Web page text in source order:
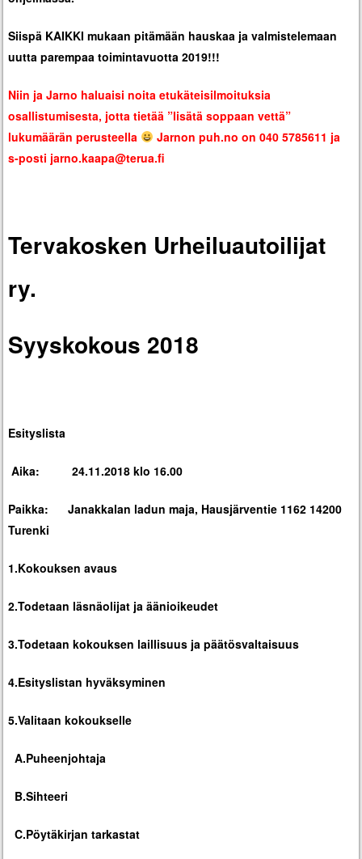
Siispä KAIKKI mukaan pitämään hauskaa ja valmistelemaan
uutta parempaa toimintavuotta 2019!!!
Niin ja Jarno haluaisi noita etukäteisilmoituksia
osallistumisesta, jotta tietää ”lisätä soppaan vettä”
lukumäärän perusteella
Jarnon puh.no on 040 5785611 ja
s-posti jarno.kaapa@terua.fi
Tervakosken Urheiluautoilijat
ry.
Syyskokous 2018
Esityslista
Aika: 24.11.2018 klo 16.00
Paikka: Janakkalan ladun maja, Hausjärventie 1162 14200
Turenki
1.Kokouksen avaus
2.Todetaan läsnäolijat ja äänioikeudet
3.Todetaan kokouksen laillisuus ja päätösvaltaisuus
4.Esityslistan hyväksyminen
5.Valitaan kokoukselle
A.Puheenjohtaja
B.Sihteeri
C.Pöytäkirjan tarkastat